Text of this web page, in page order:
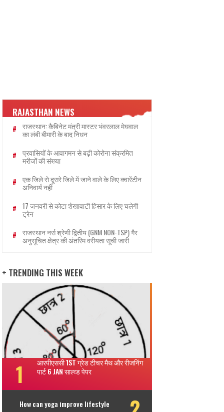
RAJASTHAN NEWS
राजस्थान: कैबिनेट मंत्री मास्टर भंवरलाल मेघवाल
का लंबी बीमारी के बाद निधन
प्रवासियों के आवागमन से बढ़ी कोरोना संक्रमित
मरीजों की संख्या
एक जिले से दूसरे जिले में जाने वाले के लिए क्वारेंटीन
अनिवार्य नहीं
17 जनवरी से कोटा शेखावाटी हिसार के लिए चलेगी
ट्रेन
राजस्थान नर्स श्रेणी द्वितीय (GNM NON-TSP) गैर
अनुसूचित क्षेत्र की अंतरिम वरीयता सूची जारी
+ TRENDING THIS WEEK
आरपीएससी 1ST ग्रेड टीचर मैथ और रीजनिंग
पार्ट 6 JAN साल्व्ड पेपर
How can yoga improve lifestyle